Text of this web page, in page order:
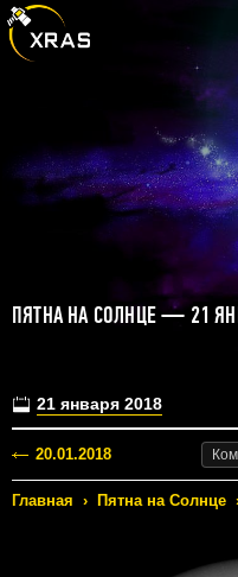
ПЯТНА НА СОЛНЦЕ — 21
21 января 2018
20.01.2018
Главная › Пятна на Солнце